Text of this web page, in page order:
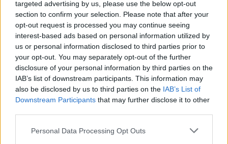
targeted advertising by us, please use the below opt-out
section to confirm your selection. Please note that after your
opt-out request is processed you may continue seeing
interest-based ads based on personal information utilized by
us or personal information disclosed to third parties prior to
your opt-out. You may separately opt-out of the further
disclosure of your personal information by third parties on the
IAB’s list of downstream participants. This information may
also be disclosed by us to third parties on the IAB’s List of
Downstream Participants that may further disclose it to other
Personal Data Processing Opt Outs
σύννεφο από τον ουρανό – πιστέψατέ το,
χριστιανοί! – και έγινε βροχή, μεγάλη βροχή και
έσβησε η φωτιά. Πολλοί ειδωλολάτρες που είδαν
το παράδοξο αυτό 162 θαύμα πίστεψαν στον
Χριστό και Τον ομολόγησαν ως αληθινό Θεό.
ΒίοςΑγίου
Η αληθινή πίστη
άρχοντας, γιατί απεδείχθη ως ψεύτικη η